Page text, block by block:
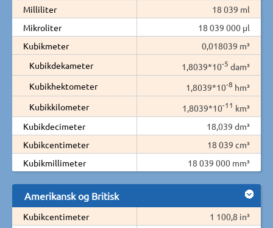
Milliliter
18 039 ml
Mikroliter
18 039 000 µl
Kubikmeter
0,018039 m³
Kubikdekameter
1,8039*10-5 dam³
Kubikhektometer
1,8039*10-8 hm³
Kubikkilometer
1,8039*10-11 km³
Kubikdecimeter
18,039 dm³
Kubikcentimeter
18 039 cm³
Kubikmillimeter
18 039 000 mm³
Amerikansk og Britisk
Kubikcentimeter
1 100,8 in³